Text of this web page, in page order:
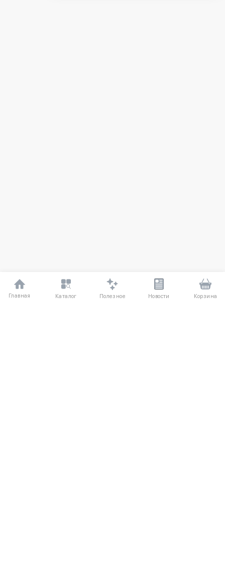
Главная Каталог Полезное Новости Корзина